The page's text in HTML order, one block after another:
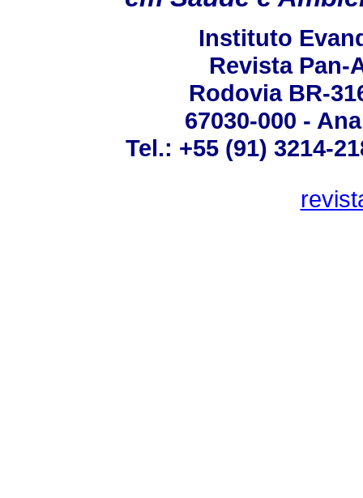
Instituto
Revista Pan-
Rodovia BR-
67030-000 -
Tel.: +55 (91) 3214-